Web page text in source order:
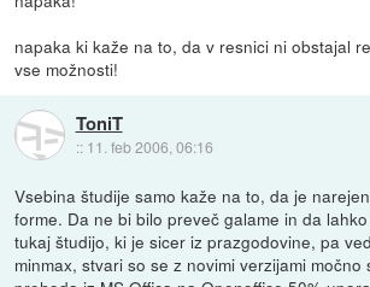
napaka ki kaže na to, da v resnici ni obstajal
vse možnosti!
ToniT
:: 11. feb 2006, 06:16
Vsebina študije samo kaže na to, da je
forme. Da ne bi bilo preveč galame in da
tukaj študijo, ki je sicer iz prazgodovine, pa
minmax, stvari so se z novimi verzijami